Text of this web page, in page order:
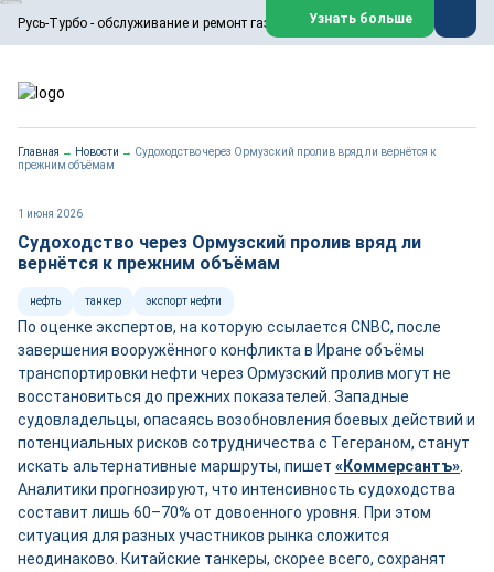
Русь-Турбо - обслуживание и ремонт газовых паровых турбин
ООО «Русь-Турбо» занимается сервисом газовых и паровых
турбин, комплексным ремонтом, восстановлением,
техническим обслуживанием оборудования ТЭС,
работают на нефтегазовых, нефтехимических,
металлургических и других предприятиях.
Реклама. ООО «Русь-Турбо», ИНН 7802588950
erid: F7NfYUJCUneVdwPs4znf
Узнать больше
Главная → Новости → Судоходство через Ормузский пролив вряд ли вернётся к
прежним объёмам
1 июня 2026
Судоходство через Ормузский пролив вряд ли
вернётся к прежним объёмам
нефть танкер экспорт нефти
По оценке экспертов, на которую ссылается CNBC, после
завершения вооружённого конфликта в Иране объёмы
транспортировки нефти через Ормузский пролив могут не
восстановиться до прежних показателей. Западные
судовладельцы, опасаясь возобновления боевых действий и
потенциальных рисков сотрудничества с Тегераном, станут
искать альтернативные маршруты, пишет «Коммерсантъ»
Аналитики прогнозируют, что интенсивность судоходства
составит лишь 60–70% от довоенного уровня. При этом
ситуация для разных участников рынка сложится
неодинаково. Китайские танкеры, скорее всего, сохранят